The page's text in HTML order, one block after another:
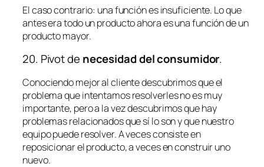
El caso contrario: una función es insuficiente. Lo que
antes era todo un producto ahora es una función de un
producto mayor.
20. Pivot de necesidad del consumidor.
Conociendo mejor al cliente descubrimos que el
problema que intentamos resolverles no es muy
importante, pero a la vez descubrimos que hay
problemas relacionados que sí lo son y que nuestro
equipo puede resolver. A veces consiste en
reposicionar el producto, a veces en construir uno
nuevo.